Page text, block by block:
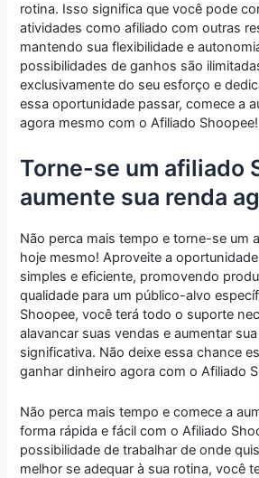
rotina. Isso significa que você pode
atividades como afiliado com outras
mantendo sua flexibilidade e
possibilidades de ganhos são
exclusivamente do seu esforço e
essa oportunidade passar, comece a
agora mesmo com o Afiliado Shoopee!
Torne-se um afiliado
aumente sua renda
Não perca mais tempo e torne-se um
hoje mesmo! Aproveite a
simples e eficiente, promovendo
qualidade para um público-alvo
Shoopee, você terá todo o suporte
alavancar suas vendas e aumentar
significativa. Não deixe essa chance
ganhar dinheiro agora com o Afiliado
Não perca mais tempo e comece a
forma rápida e fácil com o Afiliado
possibilidade de trabalhar de onde
melhor se adequar à sua rotina, você